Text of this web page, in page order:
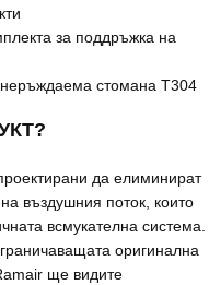
за поддръжка на
неръждаема стомана T304
да елиминират
въздушния поток, които
всмукателна система.
оригинална
ще видите